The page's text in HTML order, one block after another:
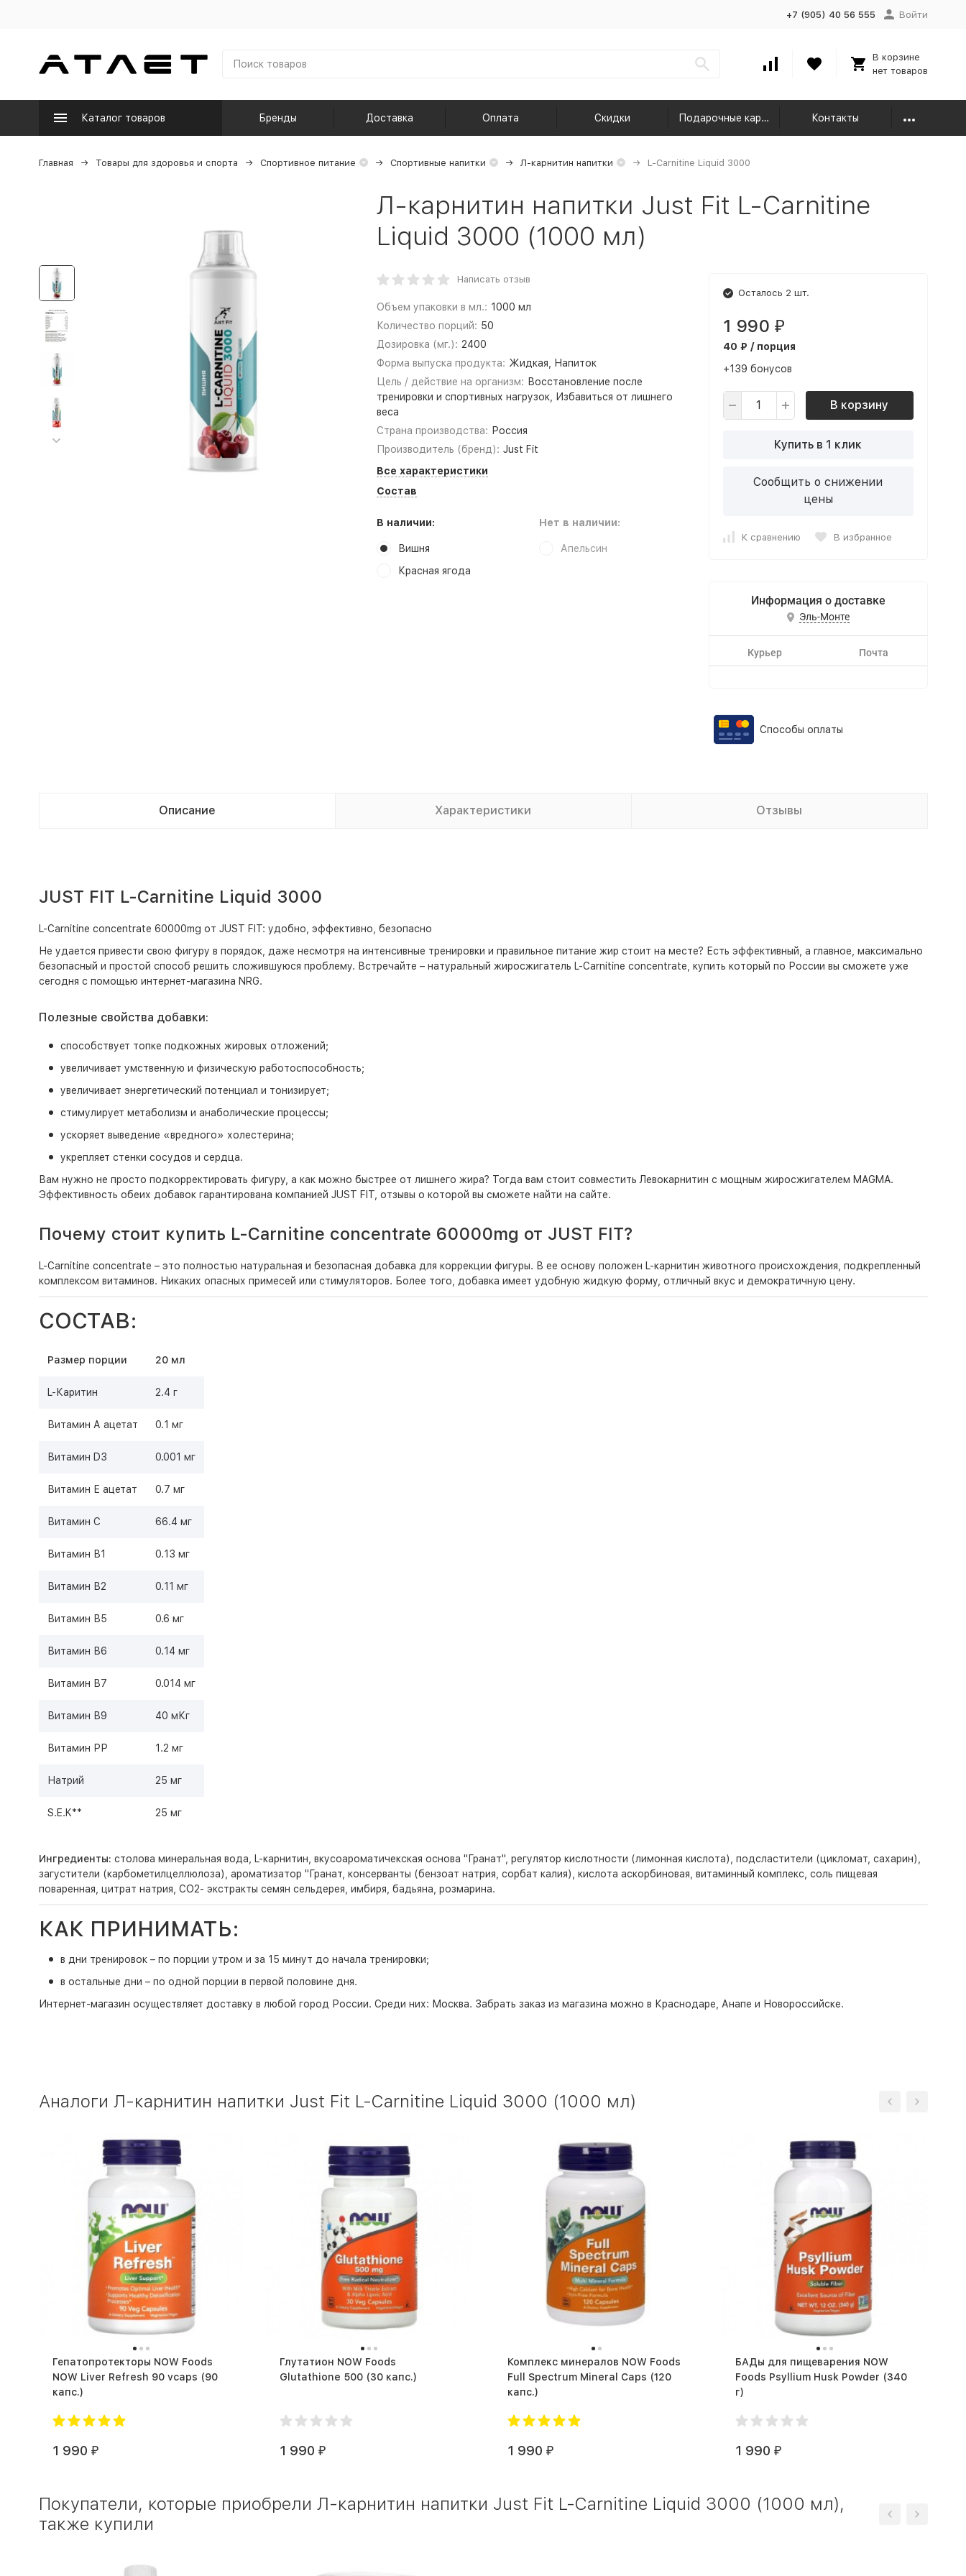
+7 (905) 40 56 555 Войти
В корзине
нет товаров
Каталог товаров Бренды Доставка Оплата Скидки Подарочные карты Контакты
Главная Товары для здоровья и спорта Спортивное питание Спортивные напитки Л-карнитин напитки L-Carnitine Liquid 3000
Л-карнитин напитки Just Fit L-Carnitine
Liquid 3000 (1000 мл)
Написать отзыв
Объем упаковки в мл.: 1000 мл
Количество порций: 50
Дозировка (мг.): 2400
Форма выпуска продукта: Жидкая, Напиток
Цель / действие на организм: Восстановление после
тренировки и спортивных нагрузок, Избавиться от лишнего
веса
Страна производства: Россия
Производитель (бренд): Just Fit
Все характеристики
Состав
В наличии:
Вишня
Красная ягода
Нет в наличии:
Апельсин
Осталось 2 шт.
1 990 ₽
40 ₽ / порция
+139 бонусов
В корзину
Купить в 1 клик
Сообщить о снижении
цены
К сравнению В избранное
Информация о доставке
Эль-Монте
Курьер Почта
Способы оплаты
Описание Характеристики Отзывы
JUST FIT L-Carnitine Liquid 3000
L-Carnitine concentrate 60000mg от JUST FIT: удобно, эффективно, безопасно
Не удается привести свою фигуру в порядок, даже несмотря на интенсивные тренировки и правильное питание жир стоит на месте? Есть эффективный, а главное, максимально
безопасный и простой способ решить сложившуюся проблему. Встречайте – натуральный жиросжигатель L-Carnitine concentrate, купить который по России вы сможете уже
сегодня с помощью интернет-магазина NRG.
Полезные свойства добавки:
способствует топке подкожных жировых отложений;
увеличивает умственную и физическую работоспособность;
увеличивает энергетический потенциал и тонизирует;
стимулирует метаболизм и анаболические процессы;
ускоряет выведение «вредного» холестерина;
укрепляет стенки сосудов и сердца.
Вам нужно не просто подкорректировать фигуру, а как можно быстрее от лишнего жира? Тогда вам стоит совместить Левокарнитин с мощным жиросжигателем MAGMA.
Эффективность обеих добавок гарантирована компанией JUST FIT, отзывы о которой вы сможете найти на сайте.
Почему стоит купить L-Carnitine concentrate 60000mg от JUST FIT?
L-Carnitine concentrate – это полностью натуральная и безопасная добавка для коррекции фигуры. В ее основу положен L-карнитин животного происхождения, подкрепленный
комплексом витаминов. Никаких опасных примесей или стимуляторов. Более того, добавка имеет удобную жидкую форму, отличный вкус и демократичную цену.
СОСТАВ:
Размер порции 20 мл
L-Каритин 2.4 г
Витамин А ацетат 0.1 мг
Витамин D3 0.001 мг
Витамин Е ацетат 0.7 мг
Витамин С 66.4 мг
Витамин В1 0.13 мг
Витамин В2 0.11 мг
Витамин В5 0.6 мг
Витамин В6 0.14 мг
Витамин В7 0.014 мг
Витамин В9 40 мКг
Витамин РР 1.2 мг
Натрий 25 мг
S.E.K** 25 мг
Ингредиенты: столова минеральная вода, L-карнитин, вкусоароматичекская основа "Гранат", регулятор кислотности (лимонная кислота), подсластители (цикломат, сахарин),
загустители (карбометилцеллюлоза), ароматизатор "Гранат, консерванты (бензоат натрия, сорбат калия), кислота аскорбиновая, витаминный комплекс, соль пищевая
поваренная, цитрат натрия, CO2- экстракты семян сельдерея, имбиря, бадьяна, розмарина.
КАК ПРИНИМАТЬ:
в дни тренировок – по порции утром и за 15 минут до начала тренировки;
в остальные дни – по одной порции в первой половине дня.
Интернет-магазин осуществляет доставку в любой город России. Среди них: Москва. Забрать заказ из магазина можно в Краснодаре, Анапе и Новороссийске.
Аналоги Л-карнитин напитки Just Fit L-Carnitine Liquid 3000 (1000 мл)
Гепатопротекторы NOW Foods
NOW Liver Refresh 90 vcaps (90
капс.)
1 990 ₽
Глутатион NOW Foods
Glutathione 500 (30 капс.)
1 990 ₽
Комплекс минералов NOW Foods
Full Spectrum Mineral Caps (120
капс.)
1 990 ₽
БАДы для пищеварения NOW
Foods Psyllium Husk Powder (340
г)
1 990 ₽
Покупатели, которые приобрели Л-карнитин напитки Just Fit L-Carnitine Liquid 3000 (1000 мл),
также купили